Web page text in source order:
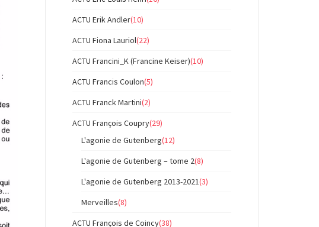
ACTU Erik Andler(10)
ACTU Fiona Lauriol(22)
ACTU Francini_K (Francine Keiser)(10)
ACTU Francis Coulon(5)
ACTU Franck Martini(2)
ACTU François Coupry(29)
L'agonie de Gutenberg(12)
L'agonie de Gutenberg – tome 2(8)
L'agonie de Gutenberg 2013-2021(3)
Merveilles(8)
ACTU François de Coincy(38)